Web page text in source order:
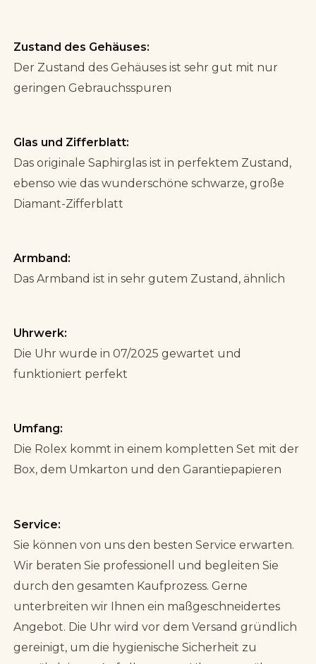
Zustand des Gehäuses:
Der Zustand des Gehäuses ist sehr gut mit nur
geringen Gebrauchsspuren
Glas und Zifferblatt:
Das originale Saphirglas ist in perfektem Zustand,
ebenso wie das wunderschöne schwarze, große
Diamant-Zifferblatt
Armband:
Das Armband ist in sehr gutem Zustand, ähnlich
Uhrwerk:
Die Uhr wurde in 07/2025 gewartet und
funktioniert perfekt
Umfang:
Die Rolex kommt in einem kompletten Set mit der
Box, dem Umkarton und den Garantiepapieren
Service:
Sie können von uns den besten Service erwarten.
Wir beraten Sie professionell und begleiten Sie
durch den gesamten Kaufprozess. Gerne
unterbreiten wir Ihnen ein maßgeschneidertes
Angebot. Die Uhr wird vor dem Versand gründlich
gereinigt, um die hygienische Sicherheit zu